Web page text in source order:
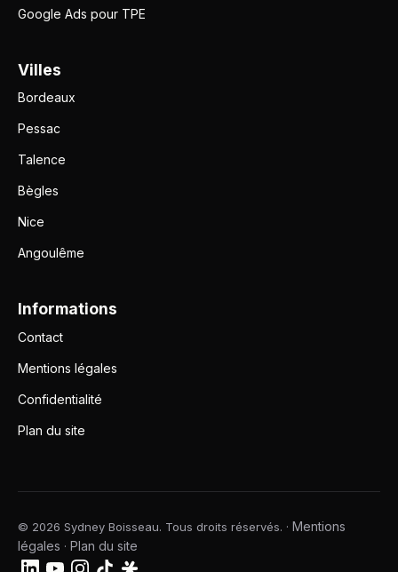
Google Ads pour TPE
Villes
Bordeaux
Pessac
Talence
Bègles
Nice
Angoulême
Informations
Contact
Mentions légales
Confidentialité
Plan du site
© 2026 Sydney Boisseau. Tous droits réservés. · Mentions
légales · Plan du site